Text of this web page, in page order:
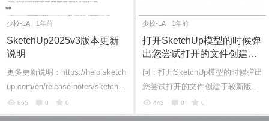
少校-LA 1年前
SketchUp2025v3版本更新
说明
更多更新说明：https://help.sketch
up.com/en/release-notes/sketchup
-desktop-202503
865 0 0
少校-LA 1年前
打开SketchUp模型的时候弹
出您尝试打开的文件创建于
较新版本的SketchUp。如果
继续，某些数据可能会丢失
或无法正确显示
问：打开SketchUp模型的时候弹出
您尝试打开的文件创建于较新版本
的SketchUp。如果继续，某些数据
可能会丢失或无法正确显示……
443 0 0
6位以上